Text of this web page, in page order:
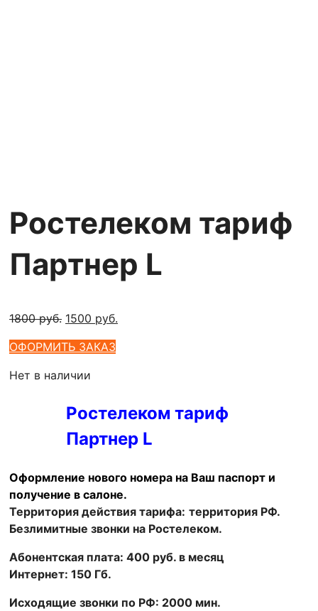
Ростелеком тариф
Партнер L
1800руб. Первоначальная
составляла
1500 руб.
ОФОРМИТЬ ЗАКАЗ
Нет в наличии
Ростелеком тариф
Партнер L
Оформление нового номера на Ваш паспорт и
получение в салоне.
Территория действия тарифа: территория РФ.
Безлимитные звонки на Ростелеком.
Абонентская плата: 400 руб. в месяц
Интернет: 150 Гб.
Исходящие звонки по РФ: 2000 мин.